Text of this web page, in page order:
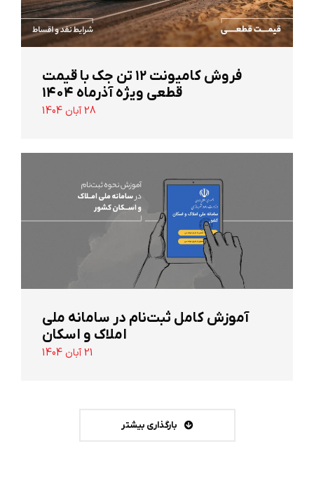
‌فروش کامیونت ۱۲ تن جک با قیمت
قطعی ویژه آذرماه ۱۴۰۴
28 آبان 1404
آموزش کامل ثبت‌نام در سامانه ملی
املاک و اسکان
21 آبان 1404
بارگذاری بیشتر